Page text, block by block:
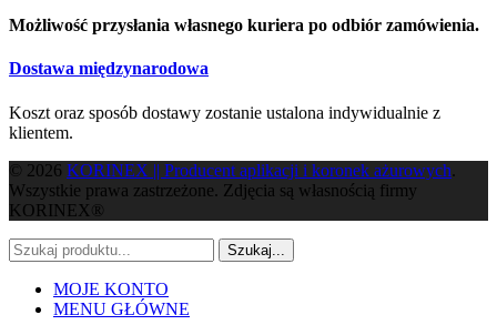
Możliwość przysłania własnego kuriera po odbiór zamówienia.
Dostawa międzynarodowa
Koszt oraz sposób dostawy zostanie ustalona indywidualnie z
klientem.
© 2026 KORINEX || Producent aplikacji i koronek ażurowych.
Wszystkie prawa zastrzeżone. Zdjęcia są własnością firmy
KORINEX®
Szukaj...
MOJE KONTO
MENU GŁÓWNE